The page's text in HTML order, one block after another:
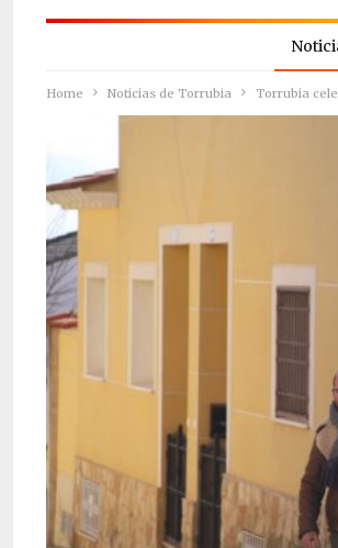
Home Noticias de Torrubia Torrubia